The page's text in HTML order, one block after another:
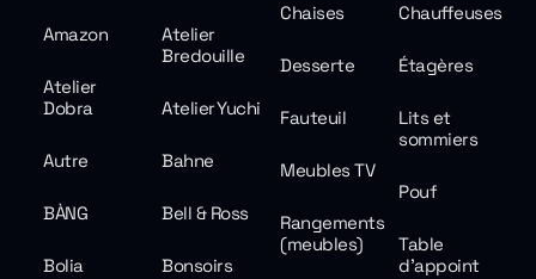
Amazon
Atelier
Bredouille
Atelier
Dobra
Atelier Yuchi
Autre Bahne
BÀNG Bell & Ross
Bolia Bonsoirs
Chaises Chauffeuses
Desserte Étagères
Fauteuil
Lits et
sommiers
Meubles TV
Pouf
Rangements
(meubles)
Table
d'appoint